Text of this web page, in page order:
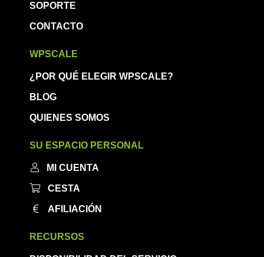
SOPORTE
CONTACTO
WPSCALE
¿POR QUÉ ELEGIR WPSCALE?
BLOG
QUIENES SOMOS
SU ESPACIO PERSONAL
MI CUENTA
CESTA
AFILIACIÓN
RECURSOS